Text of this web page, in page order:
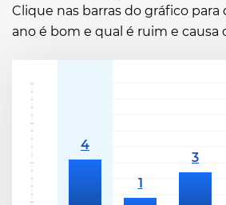
Clique nas barras do gráfico para
ano é bom e qual é ruim e